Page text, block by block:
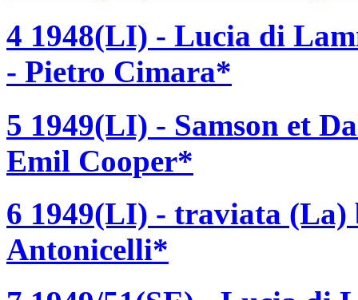
4 1948(LI) - Lucia di
- Pietro Cimara*
5 1949(LI) - Samson et
Emil Cooper*
6 1949(LI) - traviata (La)
Antonicelli*